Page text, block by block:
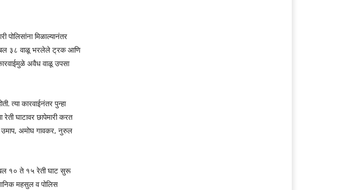
मिळाल्यानंतर
तब्बल ३८ वाळू भरलेले ट्रक आणि
अवैध वाळू उपसा
त्या कारवाईनंतर पुन्हा
रेती घाटावर छापेमारी करत
उमाप, अमोघ गावकर, नुरुल
१० ते १५ रेती घाट सुरू
महसुल व पोलिस